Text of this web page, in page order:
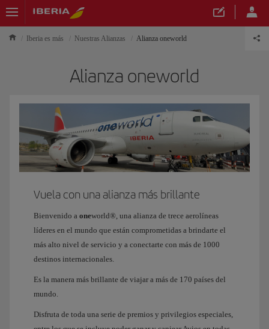
Iberia es más Nuestras Alianzas Alianza oneworld
Alianza oneworld
Vuela con una alianza más brillante
Bienvenido a oneworld®, una alianza de trece aerolíneas
líderes en el mundo que están comprometidas a brindarte el
más alto nivel de servicio y a conectarte con más de 1000
destinos internacionales.
Es la manera más brillante de viajar a más de 170 países del
mundo.
Disfruta de toda una serie de premios y privilegios especiales,